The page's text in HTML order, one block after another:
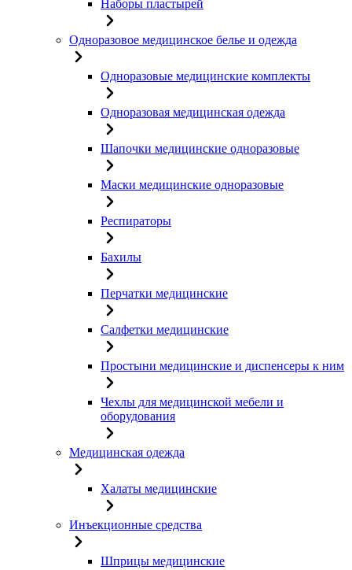
Наборы пластырей
Одноразовое медицинское белье и одежда
Одноразовые медицинские комплекты
Одноразовая медицинская одежда
Шапочки медицинские одноразовые
Маски медицинские одноразовые
Респираторы
Бахилы
Перчатки медицинские
Салфетки медицинские
Простыни медицинские и диспенсеры к ним
Чехлы для медицинской мебели и
оборудования
Медицинская одежда
Халаты медицинские
Инъекционные средства
Шприцы медицинские